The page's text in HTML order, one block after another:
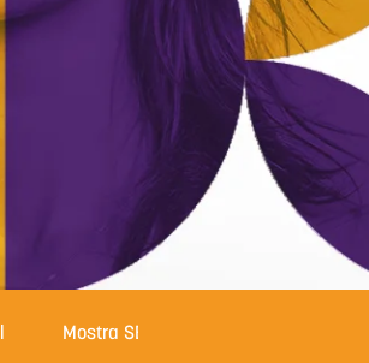
Mostra SESI com Ciência